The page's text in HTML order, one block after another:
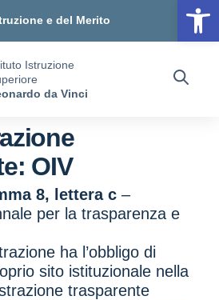
e del Merito
Istruzione
da Vinci
OIV
8, lettera c –
per la trasparenza e
ha l’obbligo di
sito istituzionale nella
trasparente